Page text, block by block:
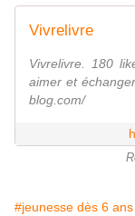
Vivrelivre
Vivrelivre. 180
aimer et
blog.com/
#jeunesse dès 6 ans